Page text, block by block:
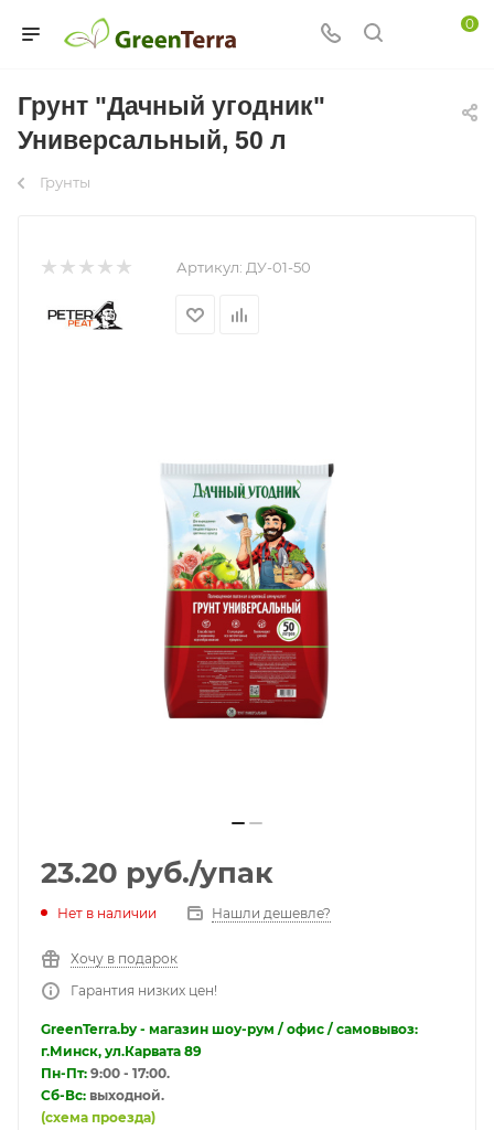
0
Грунт "Дачный угодник"
Универсальный, 50 л
Грунты
Артикул: ДУ-01-50
23.20 руб./упак
Нет в наличии Нашли дешевле?
Хочу в подарок
Гарантия низких цен!
GreenTerra.by - магазин шоу-рум / офис / самовывоз:
г.Минск, ул.Карвата 89
Пн-Пт: 9:00 - 17:00.
Сб-Вс: выходной.
(схема проезда)